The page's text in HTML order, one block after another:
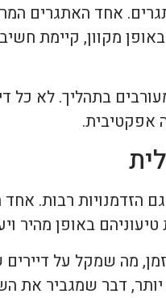
אחד האתגרים
מקוון, קיימת
בתהליך. לא כל
אפקטיבית.
הזדמנויות רבות. אחד
באופן מהיר
מה שמקל על דיירים
דבר שמגביר את